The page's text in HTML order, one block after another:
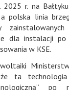
2025 r. na
polska linia
dla instalacji
w KSE.
ta technologia